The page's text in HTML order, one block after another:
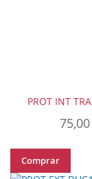
PROT INT
Comprar